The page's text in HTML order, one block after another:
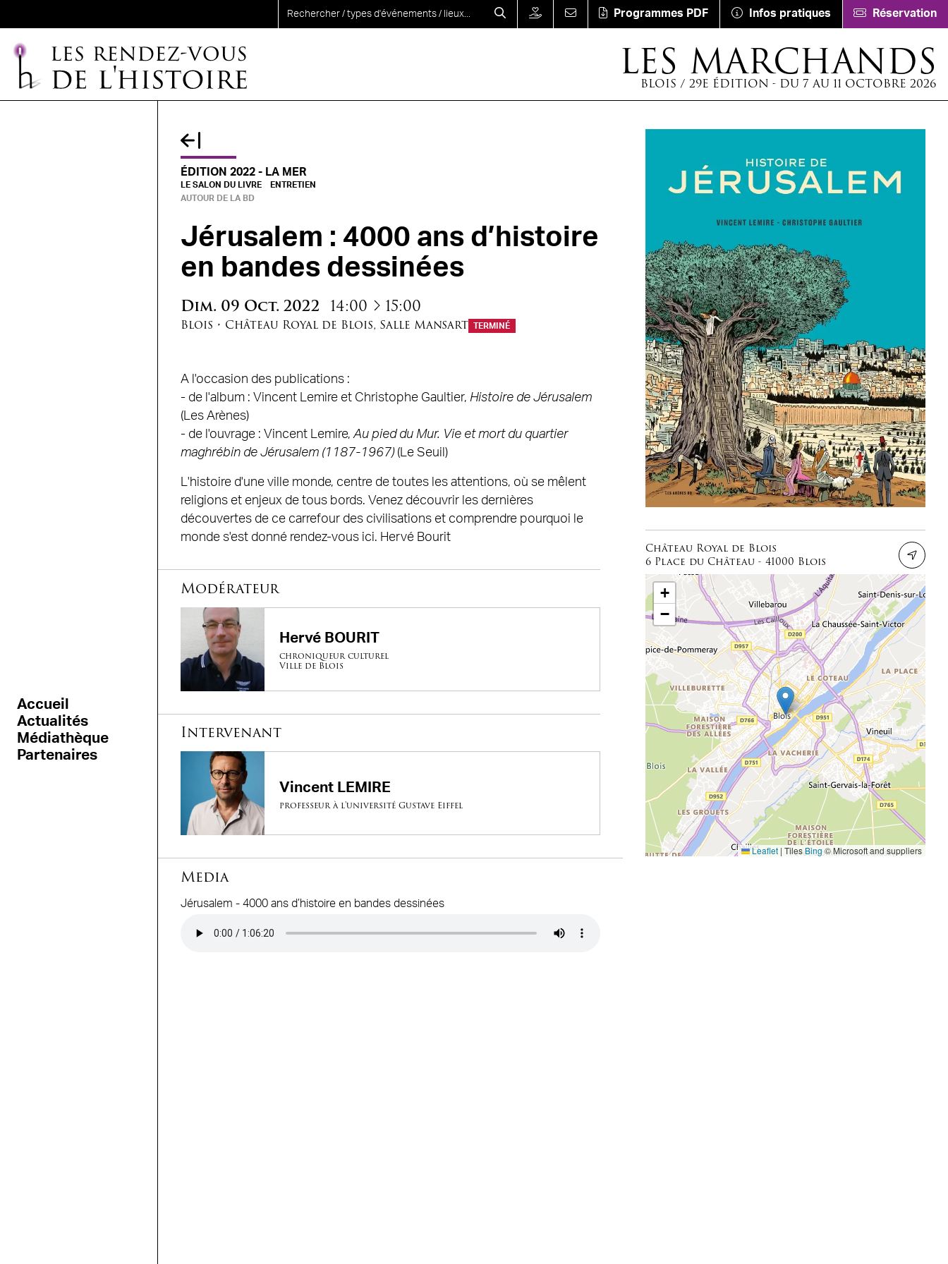
Programmes PDF Infos pratiques Réservation
LES MARCHANDS
BLOIS / 29E ÉDITION - DU 7 AU 11 OCTOBRE 2026
Accueil
Actualités
Médiathèque
Partenaires
ÉDITION 2022 - LA MER
LE SALON DU LIVRE
ENTRETIEN
AUTOUR DE LA BD
Jérusalem : 4000 ans d’histoire
en bandes dessinées
Dim. 09 Oct. 2022 14:00 à
15:00
Blois • Château Royal de Blois, Salle Mansart TERMINÉ
A l'occasion des publications :
- de l'album : Vincent Lemire et Christophe Gaultier, Histoire de Jérusalem
(Les Arènes)
- de l'ouvrage : Vincent Lemire, Au pied du Mur. Vie et mort du quartier
maghrébin de Jérusalem (1187-1967) (Le Seuil)
L'histoire d'une ville monde, centre de toutes les attentions, où se mêlent
religions et enjeux de tous bords. Venez découvrir les dernières
découvertes de ce carrefour des civilisations et comprendre pourquoi le
monde s'est donné rendez-vous ici. Hervé Bourit
Modérateur
Hervé BOURIT
chroniqueur culturel
Ville de Blois
Intervenant
Vincent LEMIRE
professeur à l'université Gustave Eiffel
Media
Jérusalem - 4000 ans d’histoire en bandes dessinées
Château Royal de Blois
6 Place du Château - 41000 Blois
+
−
Leaflet | TilesBing© Microsoft and suppliers